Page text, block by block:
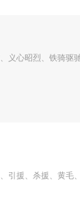
义心昭烈、铁骑驱
援、杀援、黄毛